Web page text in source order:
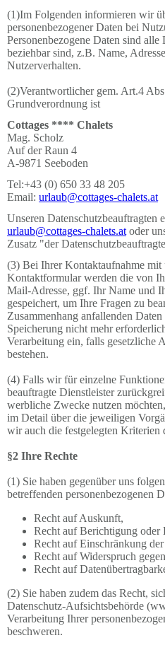
(1)Im Folgenden informieren wir
personenbezogener Daten bei
Personenbezogene Daten sind
beziehbar sind, z.B. Name,
Nutzerverhalten.
(2)Verantwortlicher gem. Art.4
Grundverordnung ist
Cottages **** Chalets
Mag. Scholz
Auf der Raun 4
A-9871 Seeboden
Tel:+43 (0) 650 33 48 205
Email: urlaub@cottages-chalets.at
Unseren Datenschutzbeauftragten
urlaub@cottages-chalets.at oder
Zusatz "der
(3) Bei Ihrer Kontaktaufnahme mit
Kontaktformular werden die von
Mail-Adresse, ggf. Ihr Name und
gespeichert, um Ihre Fragen zu
Zusammenhang anfallenden
Speicherung nicht mehr
Verarbeitung ein, falls gesetzliche
bestehen.
(4) Falls wir für einzelne
beauftragte Dienstleister
werbliche Zwecke nutzen
im Detail über die jeweiligen
wir auch die festgelegten Kriterien
§2 Ihre Rechte
(1) Sie haben gegenüber uns
betreffenden personenbezogenen
Recht auf Auskunft,
Recht auf Berichtigung oder
Recht auf Einschränkung
Recht auf Widerspruch
Recht auf
(2) Sie haben zudem das Recht,
Datenschutz-Aufsichtsbehörde
Verarbeitung Ihrer
beschweren.